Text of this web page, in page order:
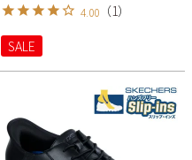
4.00 （1）
SALE